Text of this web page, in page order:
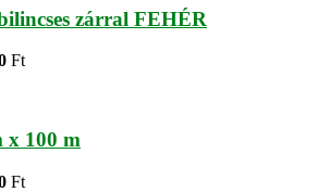
zárral FEHÉR
Ft
x 100 m
Ft